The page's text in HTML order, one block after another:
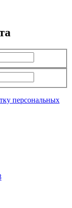
персональных